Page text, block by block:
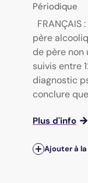
Périodique
père
de père non
suivis entre
diagnostic
conclure
Plus d'info
Ajouter à